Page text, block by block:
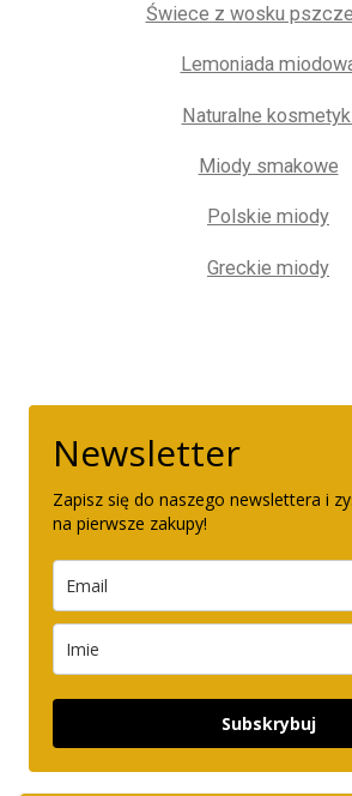
Świece z wosku
Lemoniada
Naturalne
Miody smakowe
Polskie miody
Greckie miody
Newsletter
Zapisz się do naszego newslettera i
na pierwsze zakupy!
Subskrybuj